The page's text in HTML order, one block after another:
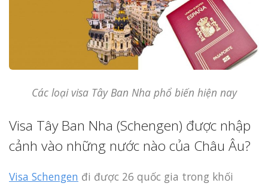
Các loại visa Tây Ban Nha phổ biến hiện nay
Visa Tây Ban Nha (Schengen) được nhập
cảnh vào những nước nào của Châu Âu?
Visa Schengen đi được 26 quốc gia trong khối